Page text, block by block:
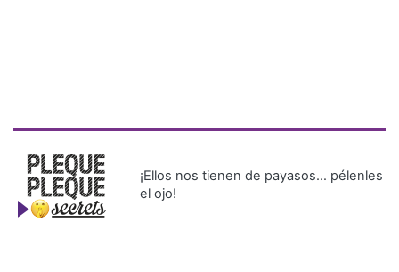
¡Ellos nos tienen de payasos… pélenles
el ojo!